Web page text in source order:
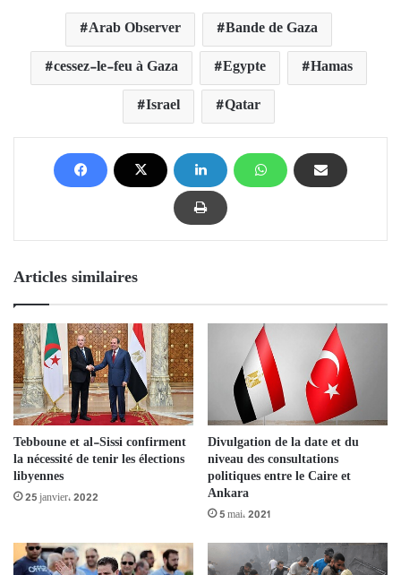
Arab Observer
Bande de Gaza
cessez-le-feu à Gaza
Egypte
Hamas
Israel
Qatar
Articles similaires
Tebboune et al-Sissi confirment
la nécessité de tenir les élections
libyennes
25 janvier، 2022
Divulgation de la date et du
niveau des consultations
politiques entre le Caire et
Ankara
5 mai، 2021